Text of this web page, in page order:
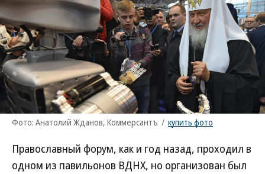
Фото: Анатолий Жданов, Коммерсантъ / купить фото
Православный форум, как и год назад, проходил в
одном из павильонов ВДНХ, но организован был